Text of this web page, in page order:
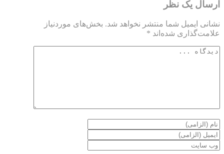
ارسال یک نظر
نشانی ایمیل شما منتشر نخواهد شد. بخش‌های موردنیاز
علامت‌گذاری شده‌اند *